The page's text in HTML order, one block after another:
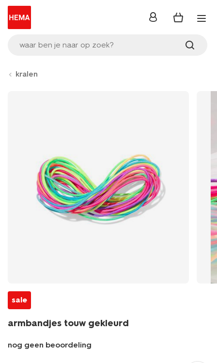
waar ben je naar op zoek?
inloggen
kralen
sale
armbandjes touw gekleurd
nog geen beoordeling